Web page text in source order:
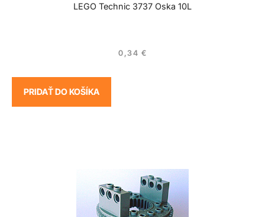
LEGO Technic 3737 Oska 10L
0,34 €
PRIDAŤ DO KOŠÍKA